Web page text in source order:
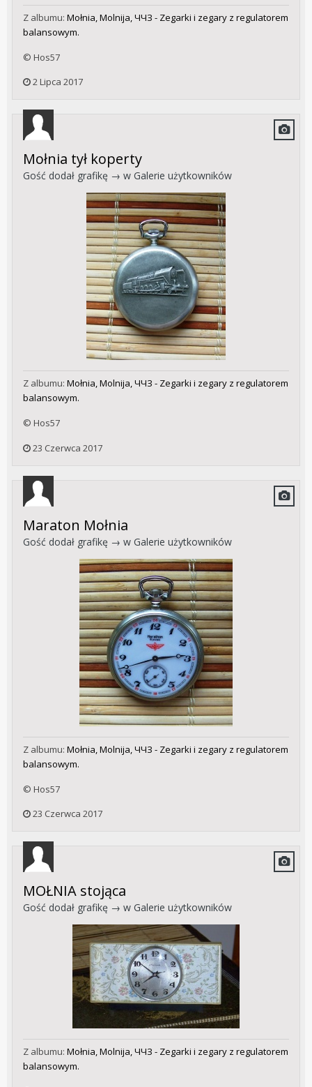
Z albumu: Mołnia, Molnija, ЧЧЗ - Zegarki i zegary z regulatorem
balansowym.
© Hos57
2 Lipca 2017
Mołnia tył koperty
Gość dodał grafikę → w Galerie użytkowników
Z albumu: Mołnia, Molnija, ЧЧЗ - Zegarki i zegary z regulatorem
balansowym.
© Hos57
23 Czerwca 2017
Maraton Mołnia
Gość dodał grafikę → w Galerie użytkowników
Z albumu: Mołnia, Molnija, ЧЧЗ - Zegarki i zegary z regulatorem
balansowym.
© Hos57
23 Czerwca 2017
MOŁNIA stojąca
Gość dodał grafikę → w Galerie użytkowników
Z albumu: Mołnia, Molnija, ЧЧЗ - Zegarki i zegary z regulatorem
balansowym.